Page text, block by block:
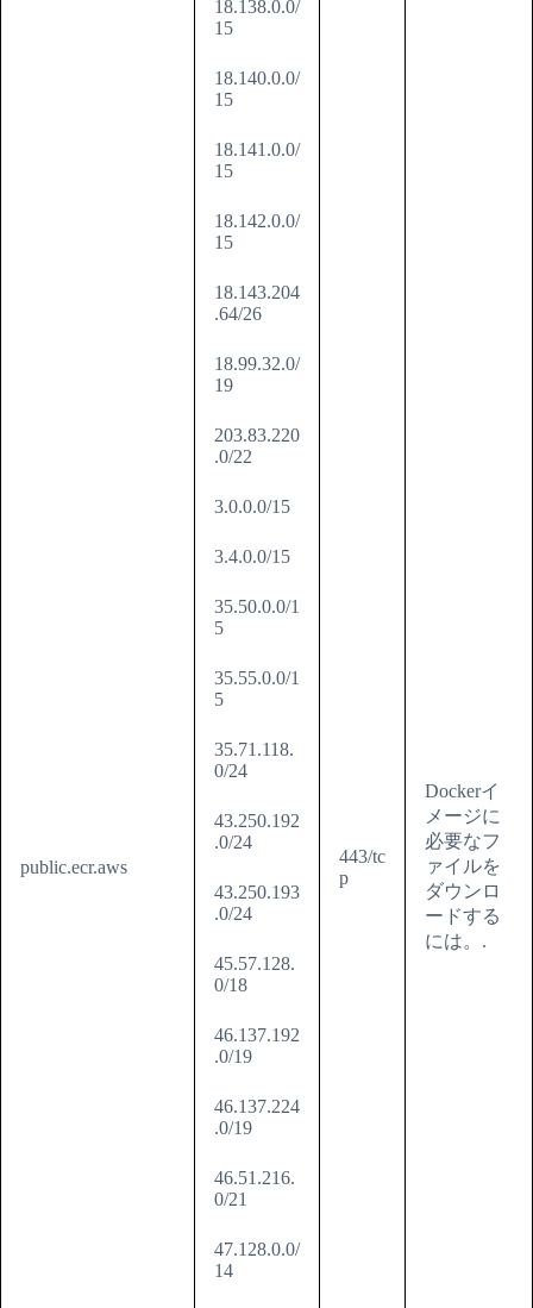
public.ecr.aws
18.138.0.0/
15
18.140.0.0/
15
18.141.0.0/
15
18.142.0.0/
15
18.143.204
.64/26
18.99.32.0/
19
203.83.220
.0/22
3.0.0.0/15
3.4.0.0/15
35.50.0.0/1
5
35.55.0.0/1
5
35.71.118.
0/24
43.250.192
.0/24
43.250.193
.0/24
45.57.128.
0/18
46.137.192
.0/19
46.137.224
.0/19
46.51.216.
0/21
47.128.0.0/
14
443/tc
p
Dockerイ
メージに
必要なフ
ァイルを
ダウンロ
ードする
には。.